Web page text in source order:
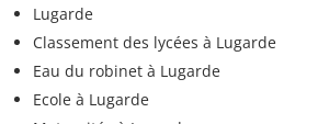
Lugarde
Classement des lycées à Lugarde
Eau du robinet à Lugarde
Ecole à Lugarde